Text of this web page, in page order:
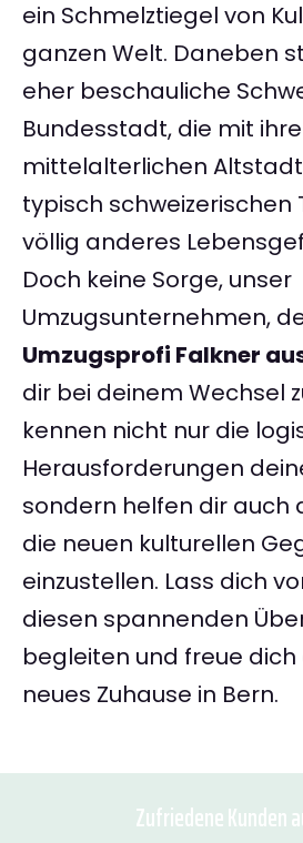
ein Schmelztiegel von
ganzen Welt. Daneben
eher beschauliche
Bundesstadt, die mit
mittelalterlichen
typisch schweizerischen
völlig anderes
Doch keine Sorge, unser
Umzugsunternehmen,
Umzugsprofi Falkner
dir bei deinem Wechsel
kennen nicht nur die
Herausforderungen
sondern helfen dir auch
die neuen kulturellen
einzustellen. Lass dich
diesen spannenden
begleiten und freue dich
neues Zuhause in Bern.
Zufriedene Kunden